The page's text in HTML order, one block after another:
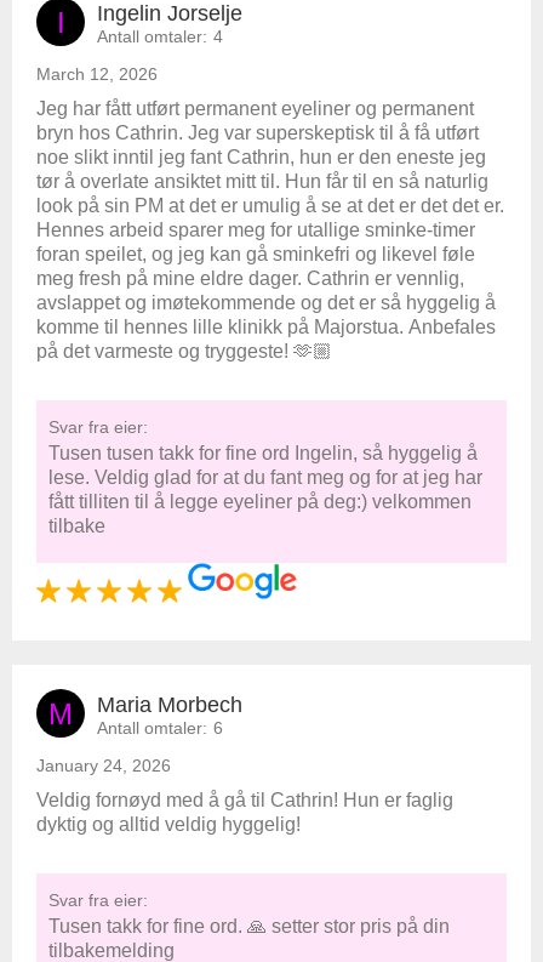
I Ingelin Jorselje
Antall omtaler: 4
March 12, 2026
Jeg har fått utført permanent eyeliner og permanent
bryn hos Cathrin. Jeg var superskeptisk til å få utført
noe slikt inntil jeg fant Cathrin, hun er den eneste jeg
tør å overlate ansiktet mitt til. Hun får til en så naturlig
look på sin PM at det er umulig å se at det er det det er.
Hennes arbeid sparer meg for utallige sminke-timer
foran speilet, og jeg kan gå sminkefri og likevel føle
meg fresh på mine eldre dager. Cathrin er vennlig,
avslappet og imøtekommende og det er så hyggelig å
komme til hennes lille klinikk på Majorstua. Anbefales
på det varmeste og tryggeste! 🫶🏼
Svar fra eier:
Tusen tusen takk for fine ord Ingelin, så hyggelig å
lese. Veldig glad for at du fant meg og for at jeg har
fått tilliten til å legge eyeliner på deg:) velkommen
tilbake
M Maria Morbech
Antall omtaler: 6
January 24, 2026
Veldig fornøyd med å gå til Cathrin! Hun er faglig
dyktig og alltid veldig hyggelig!
Svar fra eier:
Tusen takk for fine ord. 🙏 setter stor pris på din
tilbakemelding